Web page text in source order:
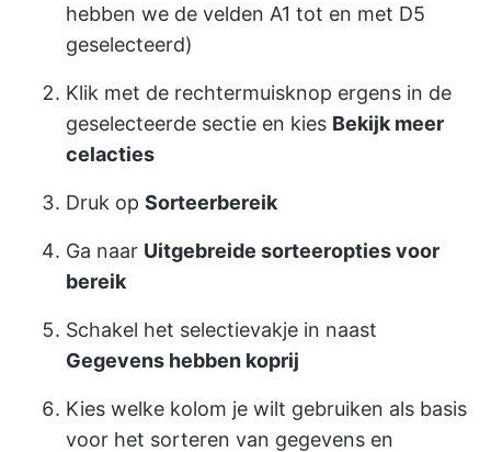
hebben we de velden A1 tot en met D5
geselecteerd)
Klik met de rechtermuisknop ergens in de
geselecteerde sectie en kies Bekijk meer
celacties
Druk op Sorteerbereik
Ga naar Uitgebreide sorteeropties voor
bereik
Schakel het selectievakje in naast
Gegevens hebben koprij
Kies welke kolom je wilt gebruiken als basis
voor het sorteren van gegevens en